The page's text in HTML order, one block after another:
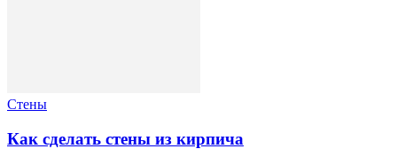
Стены
Как сделать стены из кирпича